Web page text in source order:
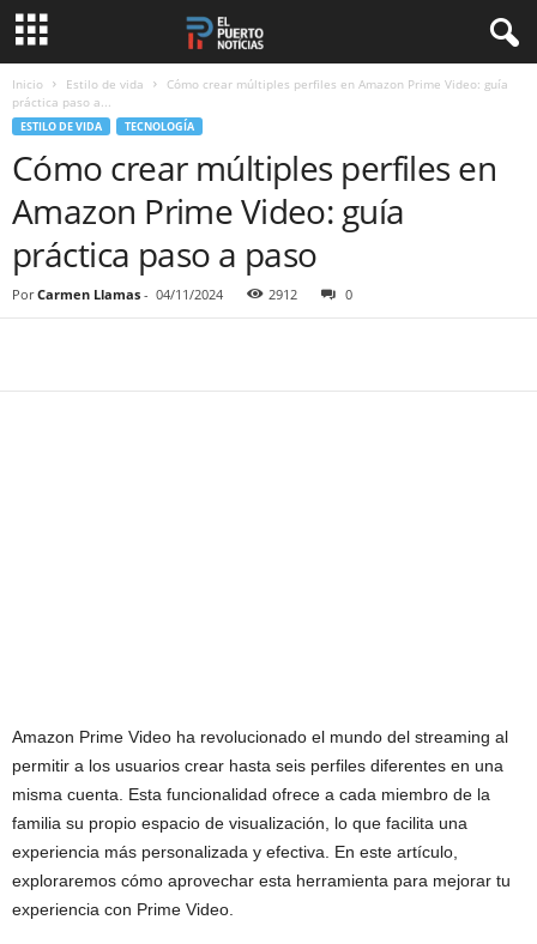
Inicio Estilo de vida
Cómo crear múltiples perfiles en Amazon Prime Video: guía
práctica paso a...
ESTILO DE VIDA TECNOLOGÍA
Cómo crear múltiples perfiles en
Amazon Prime Video: guía
práctica paso a paso
Por Carmen Llamas - 04/11/2024 2912 0
Amazon Prime Video ha revolucionado el mundo del streaming al
permitir a los usuarios crear hasta seis perfiles diferentes en una
misma cuenta. Esta funcionalidad ofrece a cada miembro de la
familia su propio espacio de visualización, lo que facilita una
experiencia más personalizada y efectiva. En este artículo,
exploraremos cómo aprovechar esta herramienta para mejorar tu
experiencia con Prime Video.